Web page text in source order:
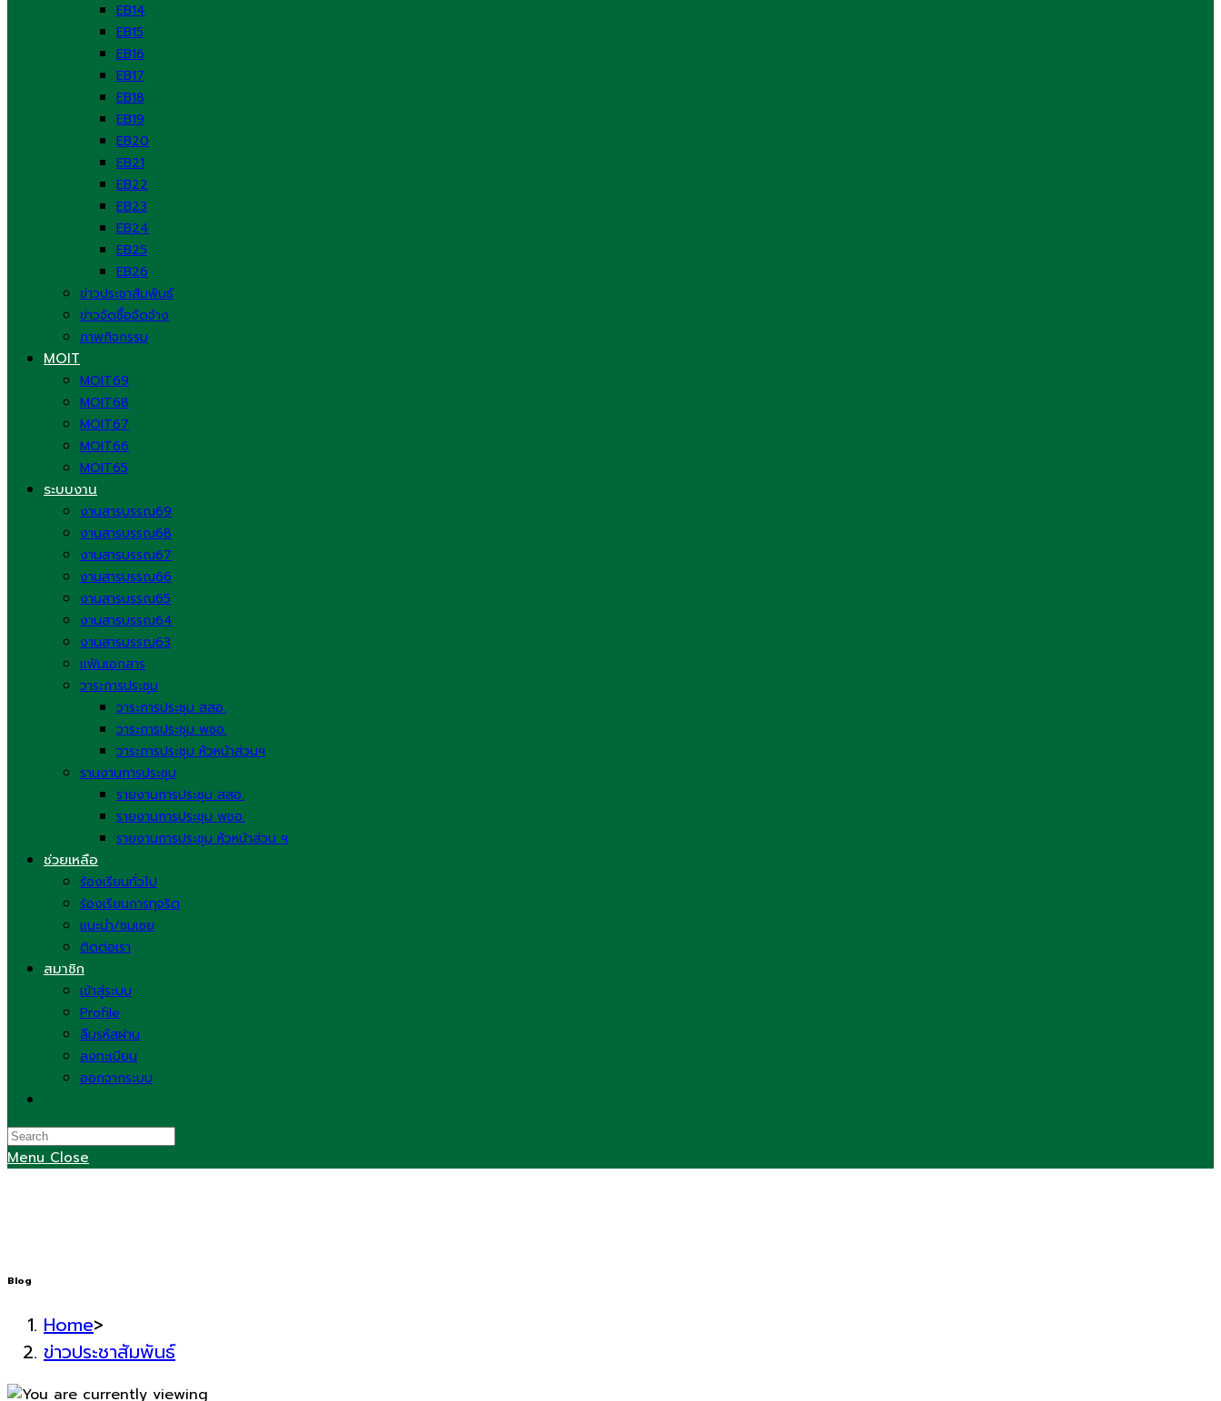
EB14
EB15
EB16
EB17
EB18
EB19
EB20
EB21
EB22
EB23
EB24
EB25
EB26
ข่าวประชาสัมพันธ์
ข่าวจัดซื้อจัดจ้าง
ภาพกิจกรรม
MOIT
MOIT69
MOIT68
MOIT67
MOIT66
MOIT65
ระบบงาน
งานสารบรรณ69
งานสารบรรณ68
งานสารบรรณ67
งานสารบรรณ66
งานสารบรรณ65
งานสารบรรณ64
งานสารบรรณ63
แฟ้มเอกสาร
วาระการประชุม
วาระการประชุม สสอ.
วาระการประชุม พชอ.
วาระการประชุม หัวหน้าส่วนฯ
รานงานการประชุม
รายงานการประชุม สสอ.
รายงานการประชุม พชอ.
รายงานการประชุม หัวหน้าส่วน ฯ
ช่วยเหลือ
ร้องเรียนทั่วไป
ร้องเรียนการทุจริต
แนะนำ/ชมเชย
ติดต่อเรา
สมาชิก
เข้าสู่ระบบ
Profile
ลืมรหัสผ่าน
ลงทะเบียน
ออกจากระบบ
search
Menu Close
Blog
Home>
ข่าวประชาสัมพันธ์